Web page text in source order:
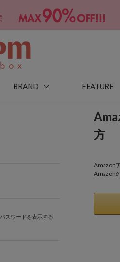
BRAND FEATURE
パスワードを表示する
方
Amazon
Amazon